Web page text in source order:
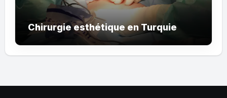
Chirurgie esthétique en Turquie